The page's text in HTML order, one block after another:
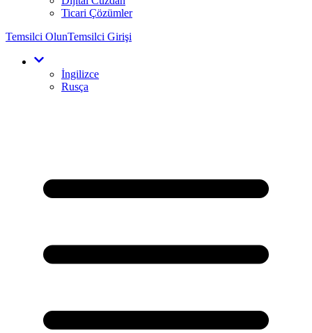
Ticari Çözümler
Temsilci OlunTemsilci Girişi
İngilizce
Rusça